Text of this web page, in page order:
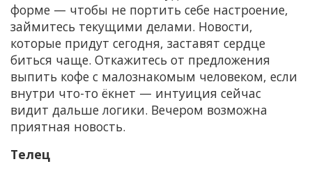
форме — чтобы не портить себе настроение,
займитесь текущими делами. Новости,
которые придут сегодня, заставят сердце
биться чаще. Откажитесь от предложения
выпить кофе с малознакомым человеком, если
внутри что-то ёкнет — интуиция сейчас
видит дальше логики. Вечером возможна
приятная новость.
Телец